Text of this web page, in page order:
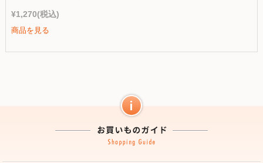
¥1,270(税込)
商品を見る